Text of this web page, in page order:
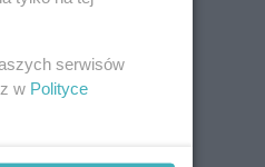
serwisów
w Polityce